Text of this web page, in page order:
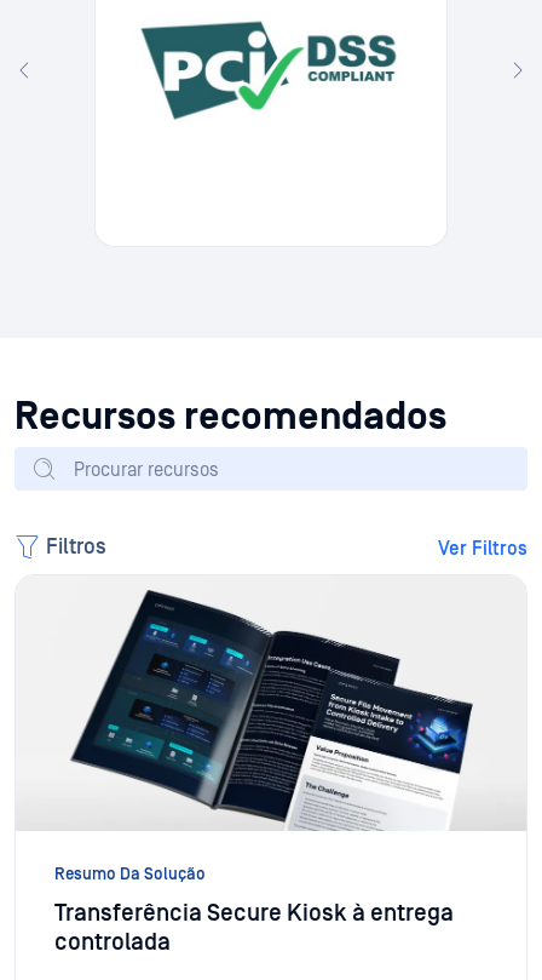
Recursos recomendados
Filtros Ver Filtros
Resumo Da Solução
Transferência Secure Kiosk à entrega
controlada